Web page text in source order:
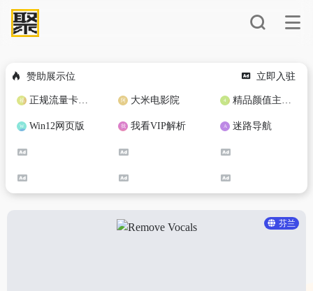
赞助展示位 立即入驻
正规流量卡免费加盟合作 大米电影院 精品颜值主播定制
Win12网页版 我看VIP解析 迷路导航
芬兰